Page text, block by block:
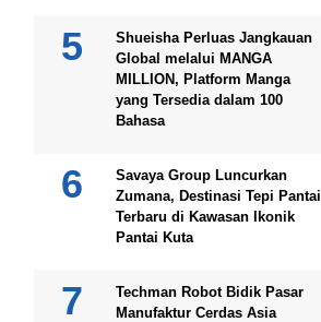
Shueisha Perluas Jangkauan
Global melalui MANGA
MILLION, Platform Manga
yang Tersedia dalam 100
Bahasa
Savaya Group Luncurkan
Zumana, Destinasi Tepi Pantai
Terbaru di Kawasan Ikonik
Pantai Kuta
Techman Robot Bidik Pasar
Manufaktur Cerdas Asia